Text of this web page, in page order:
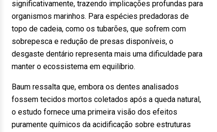
significativamente, trazendo implicações profundas para
organismos marinhos. Para espécies predadoras de
topo de cadeia, como os tubarões, que sofrem com
sobrepesca e redução de presas disponíveis, o
desgaste dentário representa mais uma dificuldade para
manter o ecossistema em equilíbrio.
Baum ressalta que, embora os dentes analisados
fossem tecidos mortos coletados após a queda natural,
o estudo fornece uma primeira visão dos efeitos
puramente químicos da acidificação sobre estruturas